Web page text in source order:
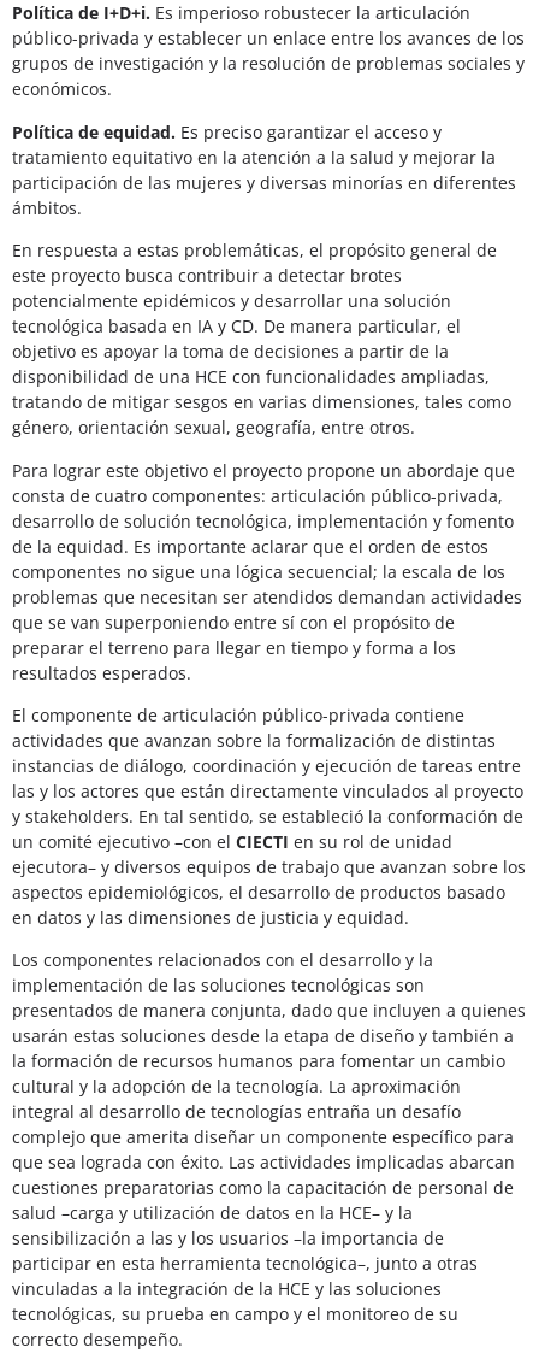
Política de I+D+i. Es imperioso robustecer la articulación
público-privada y establecer un enlace entre los avances de los
grupos de investigación y la resolución de problemas sociales y
económicos.
Política de equidad. Es preciso garantizar el acceso y
tratamiento equitativo en la atención a la salud y mejorar la
participación de las mujeres y diversas minorías en diferentes
ámbitos.
En respuesta a estas problemáticas, el propósito general de
este proyecto busca contribuir a detectar brotes
potencialmente epidémicos y desarrollar una solución
tecnológica basada en IA y CD. De manera particular, el
objetivo es apoyar la toma de decisiones a partir de la
disponibilidad de una HCE con funcionalidades ampliadas,
tratando de mitigar sesgos en varias dimensiones, tales como
género, orientación sexual, geografía, entre otros.
Para lograr este objetivo el proyecto propone un abordaje que
consta de cuatro componentes: articulación público-privada,
desarrollo de solución tecnológica, implementación y fomento
de la equidad. Es importante aclarar que el orden de estos
componentes no sigue una lógica secuencial; la escala de los
problemas que necesitan ser atendidos demandan actividades
que se van superponiendo entre sí con el propósito de
preparar el terreno para llegar en tiempo y forma a los
resultados esperados.
El componente de articulación público-privada contiene
actividades que avanzan sobre la formalización de distintas
instancias de diálogo, coordinación y ejecución de tareas entre
las y los actores que están directamente vinculados al proyecto
y stakeholders. En tal sentido, se estableció la conformación de
un comité ejecutivo –con el CIECTI en su rol de unidad
ejecutora– y diversos equipos de trabajo que avanzan sobre los
aspectos epidemiológicos, el desarrollo de productos basado
en datos y las dimensiones de justicia y equidad.
Los componentes relacionados con el desarrollo y la
implementación de las soluciones tecnológicas son
presentados de manera conjunta, dado que incluyen a quienes
usarán estas soluciones desde la etapa de diseño y también a
la formación de recursos humanos para fomentar un cambio
cultural y la adopción de la tecnología. La aproximación
integral al desarrollo de tecnologías entraña un desafío
complejo que amerita diseñar un componente específico para
que sea lograda con éxito. Las actividades implicadas abarcan
cuestiones preparatorias como la capacitación de personal de
salud –carga y utilización de datos en la HCE– y la
sensibilización a las y los usuarios –la importancia de
participar en esta herramienta tecnológica–, junto a otras
vinculadas a la integración de la HCE y las soluciones
tecnológicas, su prueba en campo y el monitoreo de su
correcto desempeño.